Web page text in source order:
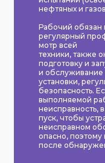
нефтяных и
Рабочий обязан
регулярный
мотр всей
техники, также
подготовку и
и
установки,
безопасность.
выполняемой
неисправность,
пуск, чтобы
неисправном
опасно,
после